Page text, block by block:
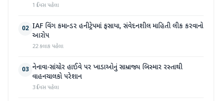
1 દિવસ પહેલા
02 IAF વિંગ કમાન્ડર હનીટ્રેપમાં ફસાયા, સંવેદનશીલ માહિતી લીક કરવાનો
આરોપ
22 કલાક પહેલા
03 નેનાવા-સાંચોર હાઈવે પર ખાડાઓનું સામ્રાજ્ય બિસ્માર રસ્તાથી
વાહનચાલકો પરેશાન
3 દિવસ પહેલા